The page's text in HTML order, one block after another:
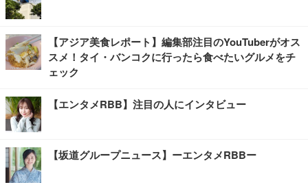
【アジア美食レポート】編集部注目のYouTuberがオス
スメ！タイ・バンコクに行ったら食べたいグルメをチ
ェック
【エンタメRBB】注目の人にインタビュー
【坂道グループニュース】ーエンタメRBBー